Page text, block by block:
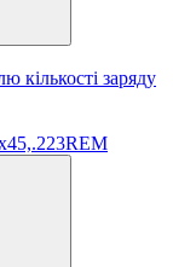
кількості заряду